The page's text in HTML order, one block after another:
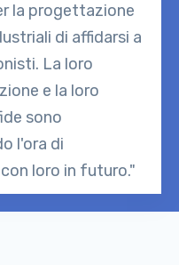
la progettazione
di affidarsi a
La loro
e la loro
sono
l'ora di
loro in futuro."